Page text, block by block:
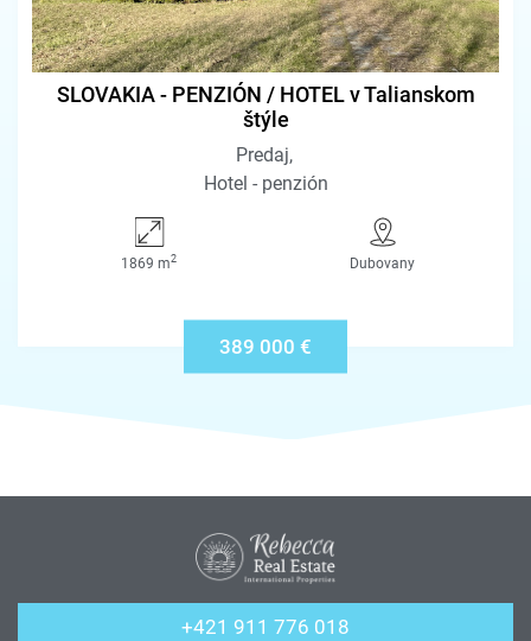
SLOVAKIA - PENZIÓN / HOTEL v Talianskom
štýle
Predaj
Hotel - penzión
1869 m2 Dubovany
389 000 €
+421 911 776 018